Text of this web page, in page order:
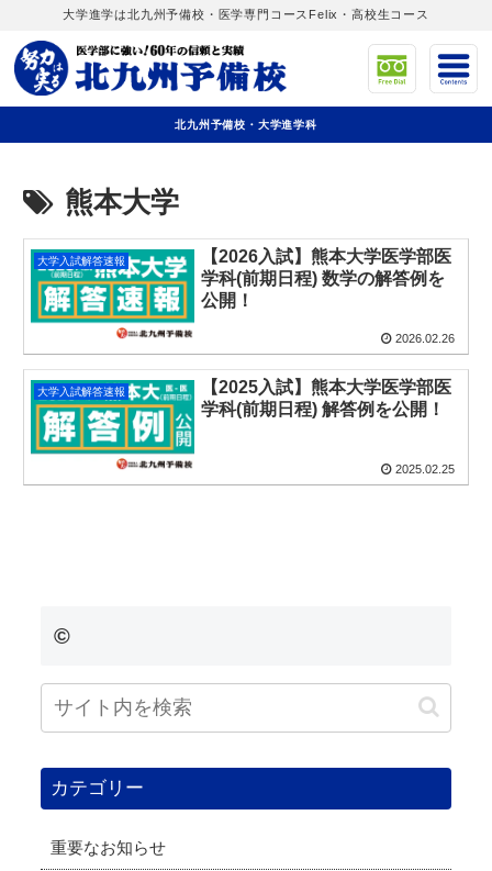
大学進学は北九州予備校・医学専門コースFelix・高校生コース
北九州予備校・大学進学科
熊本大学
大学入試解答速報
【2026入試】熊本大学医学部医
学科(前期日程) 数学の解答例を
公開！
2026.02.26
大学入試解答速報
【2025入試】熊本大学医学部医
学科(前期日程) 解答例を公開！
2025.02.25
©
カテゴリー
重要なお知らせ